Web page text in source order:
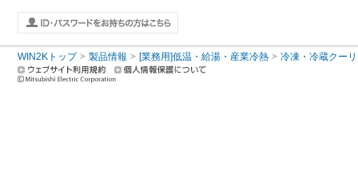
WIN2Kトップ 製品情報 [業務用]低温・給湯・産業冷熱 冷凍・冷蔵クー